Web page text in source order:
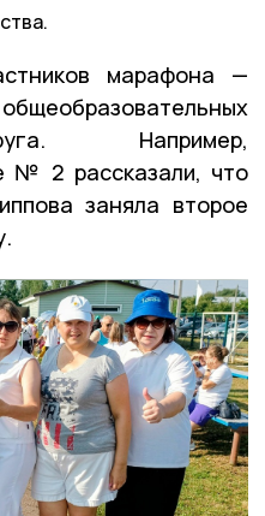
марафона —
Например,
№ 2 рассказали, что
заняла второе